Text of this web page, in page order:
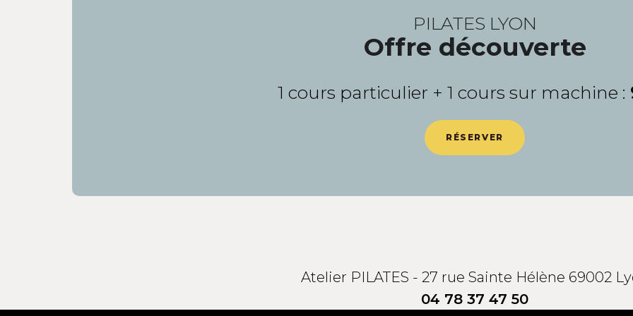
PILATES LYON
Offre découverte
1 cours particulier + 1 cours sur machine :
RÉSERVER
Atelier PILATES - 27 rue Sainte Hélène 69002
04 78 37 47 50